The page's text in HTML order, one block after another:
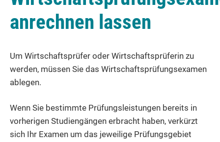
anrechnen lassen
Um Wirtschaftsprüfer oder Wirtschaftsprüferin zu
werden, müssen Sie das Wirtschaftsprüfungsexamen
ablegen.
Wenn Sie bestimmte Prüfungsleistungen bereits in
vorherigen Studiengängen erbracht haben, verkürzt
sich Ihr Examen um das jeweilige Prüfungsgebiet